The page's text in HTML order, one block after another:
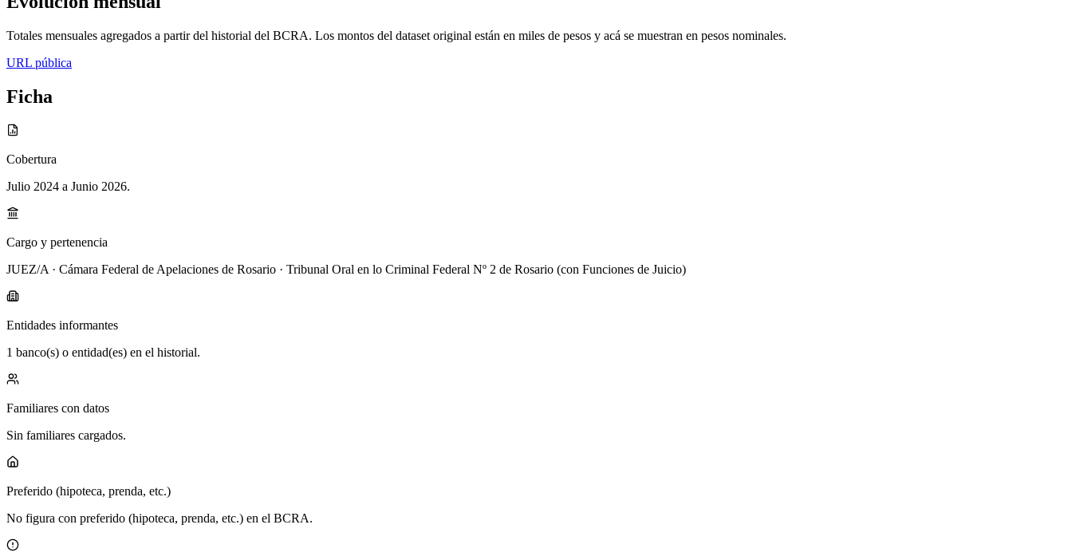
Totales mensuales agregados a partir del historial del BCRA. Los montos del dataset original están en miles de pesos y acá se muestran en pesos nominales.
URL pública
Ficha
Cobertura
Julio 2024 a Junio 2026.
Cargo y pertenencia
JUEZ/A · Cámara Federal de Apelaciones de Rosario · Tribunal Oral en lo Criminal Federal Nº 2 de Rosario (con Funciones de Juicio)
Entidades informantes
1 banco(s) o entidad(es) en el historial.
Familiares con datos
Sin familiares cargados.
Preferido (hipoteca, prenda, etc.)
No figura con preferido (hipoteca, prenda, etc.) en el BCRA.